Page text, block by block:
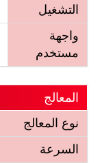
التشغيل
واجهة
مستخدم
المعالج
نوع المعالج
السرعة